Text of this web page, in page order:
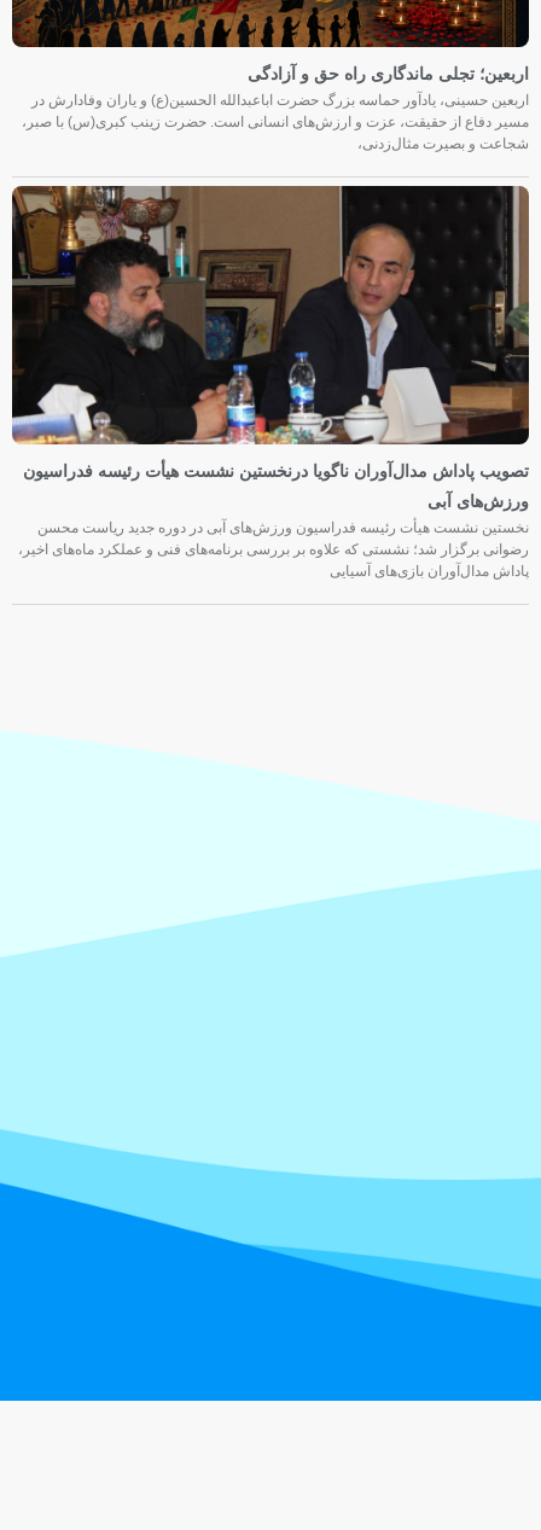
اربعین؛ تجلی ماندگاری راه حق و آزادگی
اربعین حسینی، یادآور حماسه بزرگ حضرت اباعبدالله الحسین(ع) و یاران وفادارش در
مسیر دفاع از حقیقت، عزت و ارزش‌های انسانی است. حضرت زینب کبری(س) با صبر،
شجاعت و بصیرت مثال‌زدنی،
تصویب پاداش مدال‌آوران ناگویا درنخستین نشست هیأت رئیسه فدراسیون
ورزش‌های آبی
نخستین نشست هیأت رئیسه فدراسیون ورزش‌های آبی در دوره جدید ریاست محسن
رضوانی برگزار شد؛ نشستی که علاوه بر بررسی برنامه‌های فنی و عملکرد ماه‌های اخیر،
پاداش مدال‌آوران بازی‌های آسیایی